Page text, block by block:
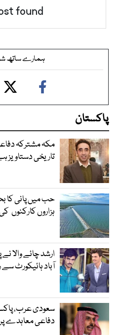
found
ہمارے ساتھ
پاکستان
مکہ مشترکہ
تاریخی دستاویز
حب میں پانی کا
ہزاروں کارکنوں
ارشد چائے والا
آباد ہائیکورٹ سے
سعودی عرب،
دفاعی معاہدے پر